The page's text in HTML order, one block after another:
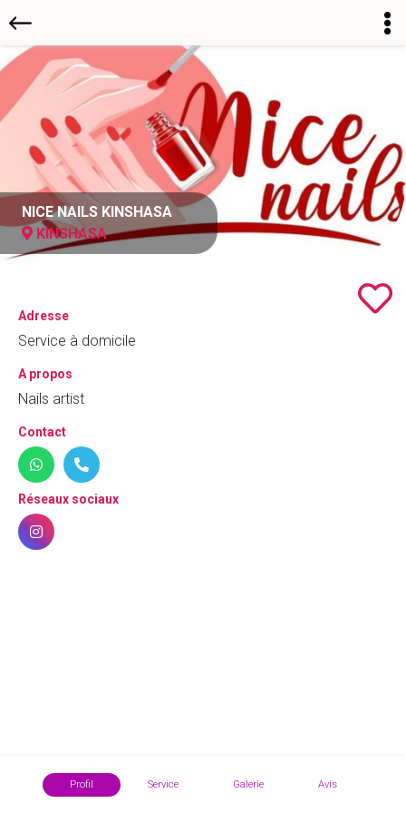
NICE NAILS KINSHASA
KINSHASA
Adresse
Service à domicile
A propos
Nails artist
Contact
Réseaux sociaux
Profil Service Galerie Avis